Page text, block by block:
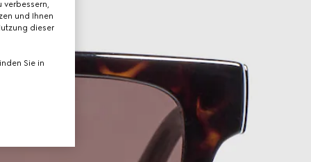
und Ihnen
dieser
Sie in